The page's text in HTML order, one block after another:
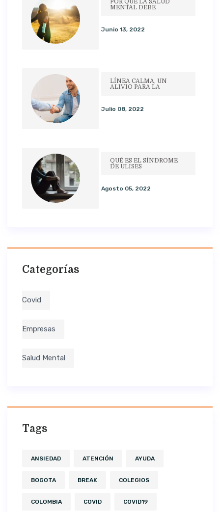
POR QUÉ LA SALUD
MENTAL DEBE
Junio 13, 2022
LÍNEA CALMA, UN
ALIVIO PARA LA
Julio 08, 2022
QUÉ ES EL SÍNDROME
DE ULISES
Agosto 05, 2022
Categorías
Covid
Empresas
Salud Mental
Tags
ANSIEDAD ATENCIÓN AYUDA
BOGOTA BREAK COLEGIOS
COLOMBIA COVID COVID19